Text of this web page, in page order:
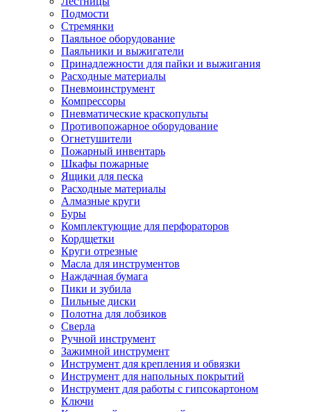
Подмости
Стремянки
Паяльное оборудование
Паяльники и выжигатели
Принадлежности для пайки и выжигания
Расходные материалы
Пневмоинструмент
Компрессоры
Пневматические краскопульты
Противопожарное оборудование
Огнетушители
Пожарный инвентарь
Шкафы пожарные
Ящики для песка
Расходные материалы
Алмазные круги
Буры
Комплектующие для перфораторов
Кордщетки
Круги отрезные
Масла для инструментов
Наждачная бумага
Пики и зубила
Пильные диски
Полотна для лобзиков
Сверла
Ручной инструмент
Зажимной инструмент
Инструмент для крепления и обвязки
Инструмент для напольных покрытий
Инструмент для работы с гипсокартоном
Ключи